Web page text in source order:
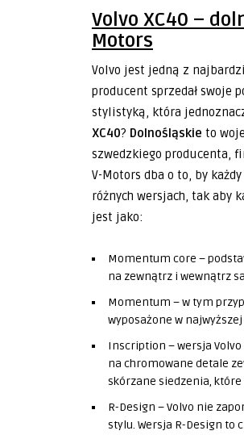
Volvo XC40 –
Motors
Volvo jest jedną z
producent sprzedał swoje
stylistyką, która
XC40? Dolnośląskie to
szwedzkiego producenta,
V-Motors dba o to, by
różnych wersjach, tak aby
jest jako:
Momentum core –
na zewnątrz i wewnątrz
Momentum – w tym
wyposażone w
Inscription – wersja Volvo
na chromowane detale
skórzane siedzenia,
R-Design – Volvo nie
stylu. Wersja R-Design to